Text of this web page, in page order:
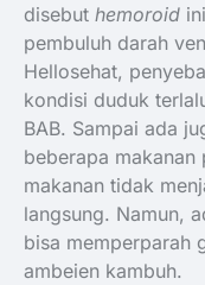
disebut hemoroid
pembuluh darah
Hellosehat,
kondisi duduk
BAB. Sampai ada
beberapa makanan
makanan tidak
langsung. Namun,
bisa memperparah
ambeien kambuh.